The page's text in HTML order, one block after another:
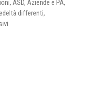
ASD, Aziende e PA,
differenti,